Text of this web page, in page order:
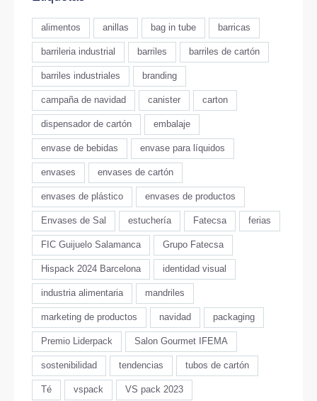
alimentos anillas bag in tube barricas
barrileria industrial barriles barriles de cartón
barriles industriales branding
campaña de navidad canister carton
dispensador de cartón embalaje
envase de bebidas envase para líquidos
envases envases de cartón
envases de plástico envases de productos
Envases de Sal estuchería Fatecsa ferias
FIC Guijuelo Salamanca Grupo Fatecsa
Hispack 2024 Barcelona identidad visual
industria alimentaria mandriles
marketing de productos navidad packaging
Premio Liderpack Salon Gourmet IFEMA
sostenibilidad tendencias tubos de cartón
Té vspack VS pack 2023